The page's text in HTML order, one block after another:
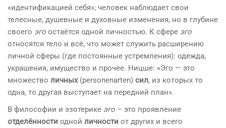
«идентификацией себя»; человек наблюдает свои
телесные, душевные и духовные изменения, но в глубине
своего эго остаётся одной личностью. К сфере эго
относятся тело и всё, что может служить расширению
личной сферы (где постоянные устремления): одежда,
украшения, имущество и прочее. Ницше: «Эго — это
множество личных(personenarten) сил, из которых то
одна, то другая выступает на передний план».
В философии и эзотерике эго – это проявление
отделённости одной личности от других и всего